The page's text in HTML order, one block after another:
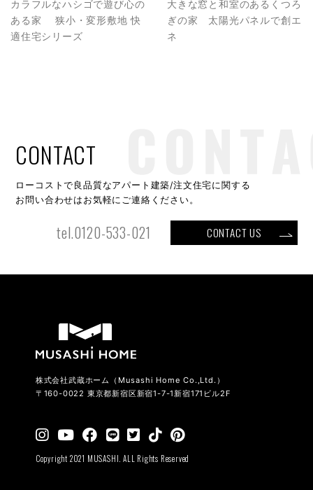
カラフルなハシゴで遊び心の
ある家 狭小・変形敷地 快
適住宅シリーズ
大きな窓と和室のあるくつろ
ぎの家 太陽光パネルで創エ
ネ
CONTACT
ローコストで良品質なアパート建築/注文住宅に関する
お問い合わせはお気軽にご連絡ください。
tel.0120-533-021 CONTACT US
株式会社武蔵ホーム（Musashi Home Co.,Ltd.）
〒160-0022 東京都新宿区新宿1-7-1新宿171ビル2F
Copyright 2021 MUSASHI. ALL Rights Reserved